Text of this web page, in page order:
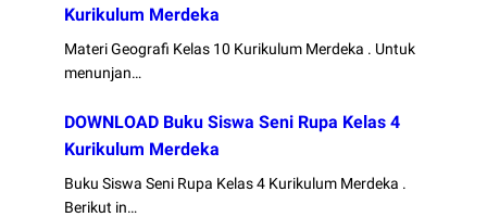
Kurikulum Merdeka
Materi Geografi Kelas 10 Kurikulum Merdeka . Untuk
menunjan…
DOWNLOAD Buku Siswa Seni Rupa Kelas 4
Kurikulum Merdeka
Buku Siswa Seni Rupa Kelas 4 Kurikulum Merdeka .
Berikut in…